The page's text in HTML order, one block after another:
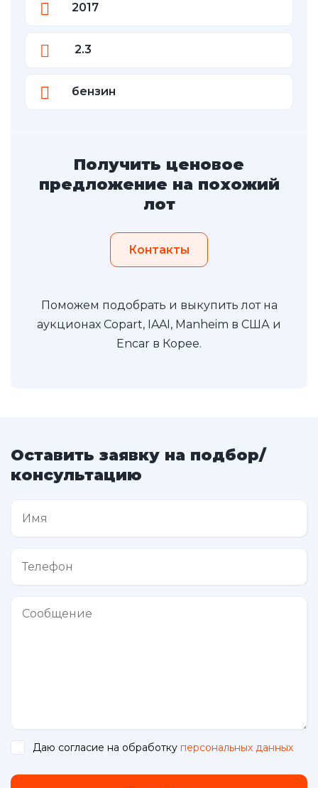
2017
2.3
бензин
Получить ценовое
предложение на похожий
лот
Контакты
Поможем подобрать и выкупить лот на
аукционах Copart, IAAI, Manheim в США и
Encar в Корее.
Оставить заявку на подбор/
консультацию
Даю согласие на обработку персональных данных